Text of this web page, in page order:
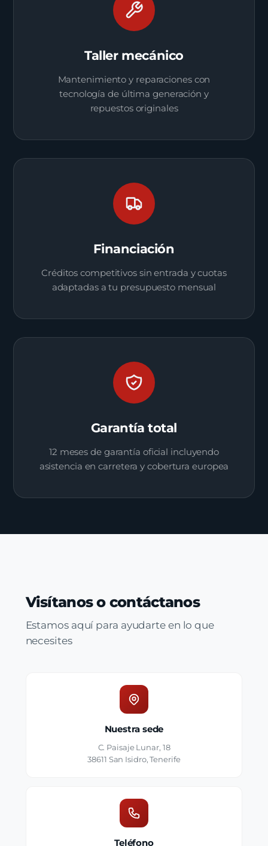
Taller mecánico
Mantenimiento y reparaciones con
tecnología de última generación y
repuestos originales
Financiación
Créditos competitivos sin entrada y cuotas
adaptadas a tu presupuesto mensual
Garantía total
12 meses de garantía oficial incluyendo
asistencia en carretera y cobertura europea
Visítanos o contáctanos
Estamos aquí para ayudarte en lo que
necesites
Nuestra sede
C. Paisaje Lunar, 18
38611 San Isidro, Tenerife
Teléfono